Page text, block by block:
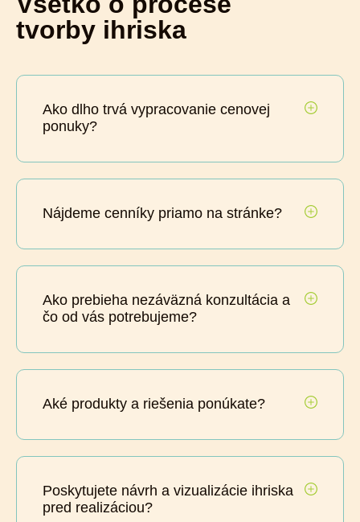
tvorby ihriska
Ako dlho trvá vypracovanie cenovej
ponuky?
Nájdeme cenníky priamo na stránke?
Ako prebieha nezáväzná konzultácia a
čo od vás potrebujeme?
Aké produkty a riešenia ponúkate?
Poskytujete návrh a vizualizácie ihriska
pred realizáciou?